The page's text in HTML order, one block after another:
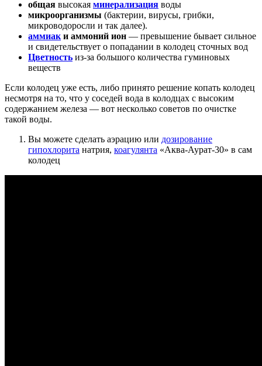
общая высокая минерализация воды
микроорганизмы (бактерии, вирусы, грибки,
микроводоросли и так далее).
аммиак и аммоний ион — превышение бывает сильное
и свидетельствует о попадании в колодец сточных вод
Цветность из-за большого количества гуминовых
веществ
Если колодец уже есть, либо принято решение копать колодец
несмотря на то, что у соседей вода в колодцах с высоким
содержанием железа — вот несколько советов по очистке
такой воды.
Вы можете сделать аэрацию или дозирование
гипохлорита натрия, коагулянта «Аква-Аурат-30» в сам
колодец